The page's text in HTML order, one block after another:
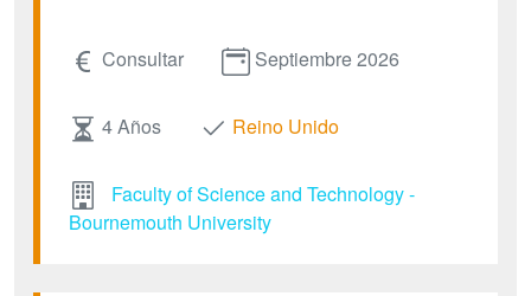
Consultar Septiembre 2026
4 Años Reino Unido
Faculty of Science and Technology -
Bournemouth University